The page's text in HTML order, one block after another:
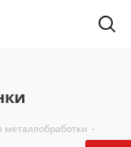
металлобработки -